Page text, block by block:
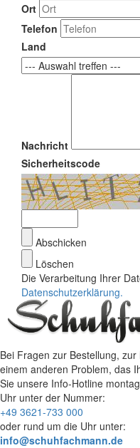
Ort
Telefon
Land
Nachricht
Sicherheitscode
Abschicken
Löschen
Die Verarbeitung Ihrer
Datenschutzerklärung.
Bei Fragen zur Bestellung,
einem anderen Problem, das
Sie unsere Info-Hotline
Uhr unter der Nummer:
+49 3621-733 000
oder rund um die Uhr unter:
info@schuhfachmann.de